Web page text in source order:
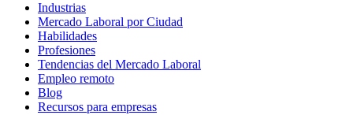
Industrias
Mercado Laboral por Ciudad
Habilidades
Profesiones
Tendencias del Mercado Laboral
Empleo remoto
Blog
Recursos para empresas